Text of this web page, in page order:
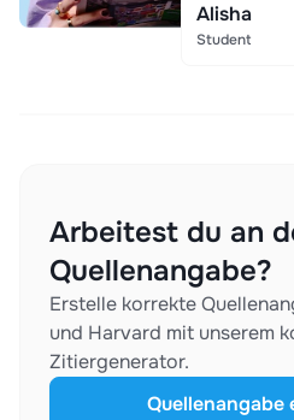
Alisha
Student
Arbeitest du an
Quellenangabe?
Erstelle korrekte
und Harvard mit unserem
Zitiergenerator.
Quellenangabe